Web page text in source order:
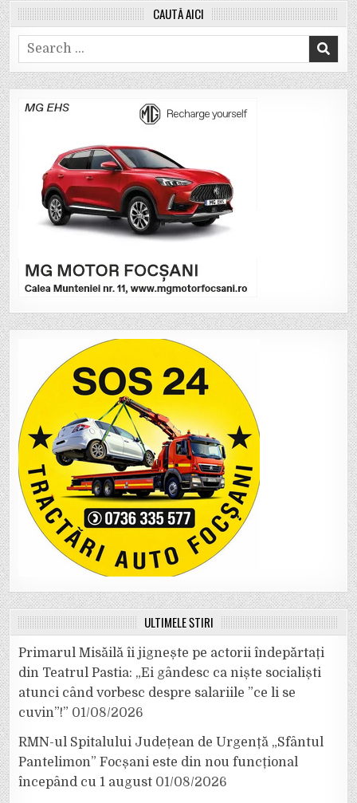
CAUTĂ AICI
Search
for:
ULTIMELE ȘTIRI
Primarul Misăilă îi jignește pe actorii îndepărtați
din Teatrul Pastia: „Ei gândesc ca niște socialiști
atunci când vorbesc despre salariile ”ce li se
cuvin”!” 01/08/2026
RMN-ul Spitalului Județean de Urgență „Sfântul
Pantelimon” Focșani este din nou funcțional
începând cu 1 august 01/08/2026